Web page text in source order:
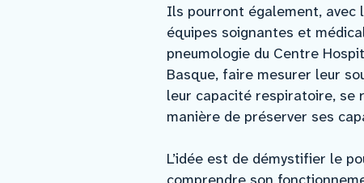
Ils pourront également, avec
équipes soignantes et
pneumologie du Centre
Basque, faire mesurer leur
leur capacité respiratoire, se
manière de préserver ses
L’idée est de démystifier le